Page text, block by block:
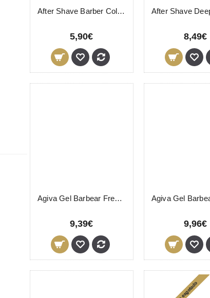
After Shave Barber Cologne N.º2 Novon Professional 355ml
5,90€ 8,49€
Agiva Gel Barbear Freshness 1000ml
9,39€ 9,96€